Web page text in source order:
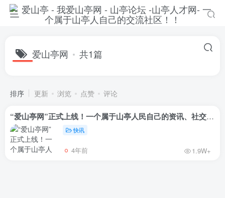
爱山亭网 共1篇
排序 更新 浏览 点赞 评论
“爱山亭网”正式上线！一个属于山亭人民自己的资讯、社交论坛。
快讯
4年前 1.9W+